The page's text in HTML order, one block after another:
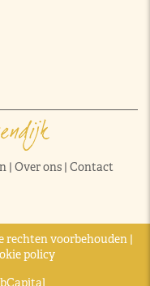
| Over ons| Contact
rechten voorbehouden |
policy